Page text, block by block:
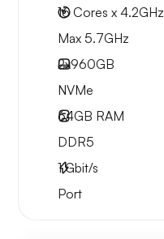
16 Cores x 4.2GHz
Max 5.7GHz
2x960GB
NVMe
64GB RAM
DDR5
1Gbit/s
Port